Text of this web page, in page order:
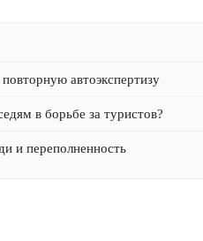
автоэкспертизу
в борьбе за туристов?
и переполненность